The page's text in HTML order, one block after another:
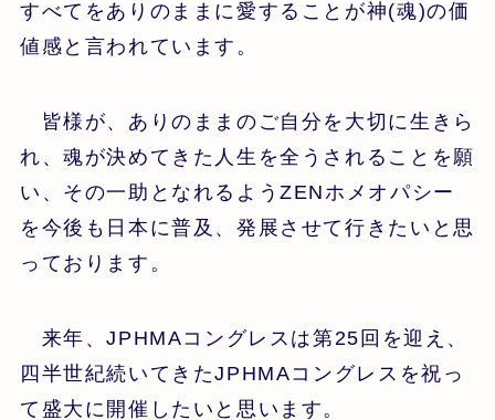
すべてをありのままに愛することが神(魂)の価
値感と言われています。
皆様が、ありのままのご自分を大切に生きら
れ、魂が決めてきた人生を全うされることを願
い、その一助となれるようZENホメオパシー
を今後も日本に普及、発展させて行きたいと思
っております。
来年、JPHMAコングレスは第25回を迎え、
四半世紀続いてきたJPHMAコングレスを祝っ
て盛大に開催したいと思います。